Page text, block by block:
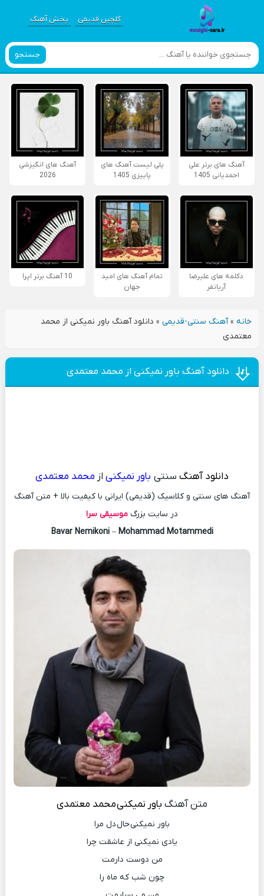
گلچین قدیمی پخش آهنگ
جستجو
آهنگ های برتر علی
احمدیانی 1405
پلی لیست آهنگ های
پاییزی 1405
آهنگ های انگیزشی
2026
دکلمه های علیرضا
آریانفر
تمام آهنگ های امید
جهان
10 آهنگ برتر اپرا
خانه»آهنگ سنتی-قدیمی» دانلود آهنگ باور نمیکنی از محمد
معتمدی
دانلود آهنگ باور نمیکنی از محمد معتمدی
دانلود آهنگ سنتی باور نمیکنی از محمد معتمدی
آهنگ های سنتی و کلاسیک (قدیمی) ایرانی با کیفیت بالا + متن آهنگ
در سایت بزرگ موسیقی سرا
Bavar Nemikoni– Mohammad Motammedi
متن آهنگ باور نمیکنیمحمد معتمدی
باور نمیکنی حال دل مرا
یادی نمیکنی از عاشقت چرا
من دوست دارمت
چون شب که ماه را